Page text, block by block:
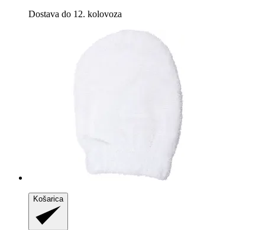
Dostava do 12. kolovoza
Košarica